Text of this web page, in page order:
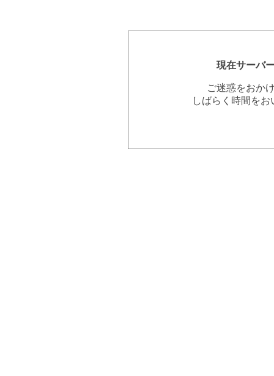
現在サーバ
ご迷惑をおか
しばらく時間を